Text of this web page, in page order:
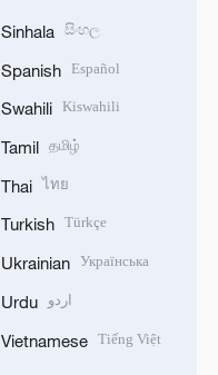
Sinhala සිංහල
Spanish Español
Swahili Kiswahili
Tamil தமிழ்
Thai ไทย
Turkish Türkçe
Ukrainian Українська
Urdu اردو
Vietnamese Tiếng Việt